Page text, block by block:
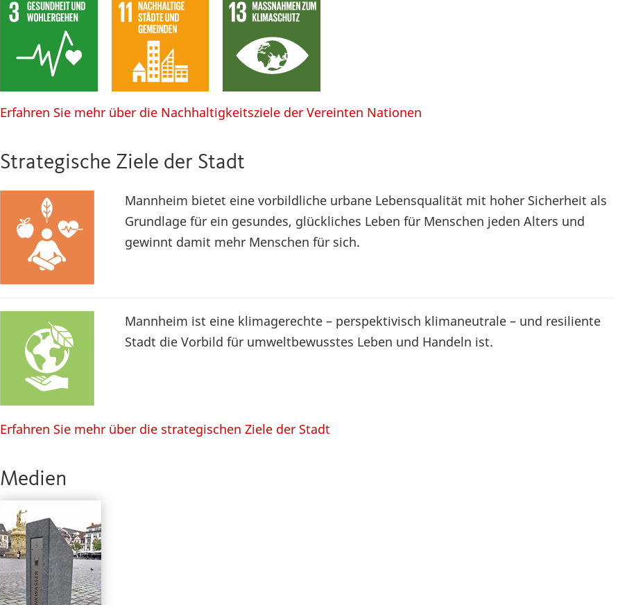
Erfahren Sie mehr über die Nachhaltigkeitsziele der Vereinten Nationen
Strategische Ziele der Stadt
Mannheim bietet eine vorbildliche urbane Lebensqualität mit hoher Sicherheit als
Grundlage für ein gesundes, glückliches Leben für Menschen jeden Alters und
gewinnt damit mehr Menschen für sich.
Mannheim ist eine klimagerechte – perspektivisch klimaneutrale – und resiliente
Stadt die Vorbild für umweltbewusstes Leben und Handeln ist.
Erfahren Sie mehr über die strategischen Ziele der Stadt
Medien